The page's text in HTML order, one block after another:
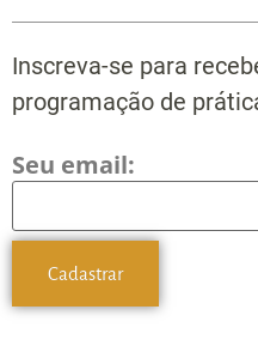
Inscreva-se para
programação de
Seu email: